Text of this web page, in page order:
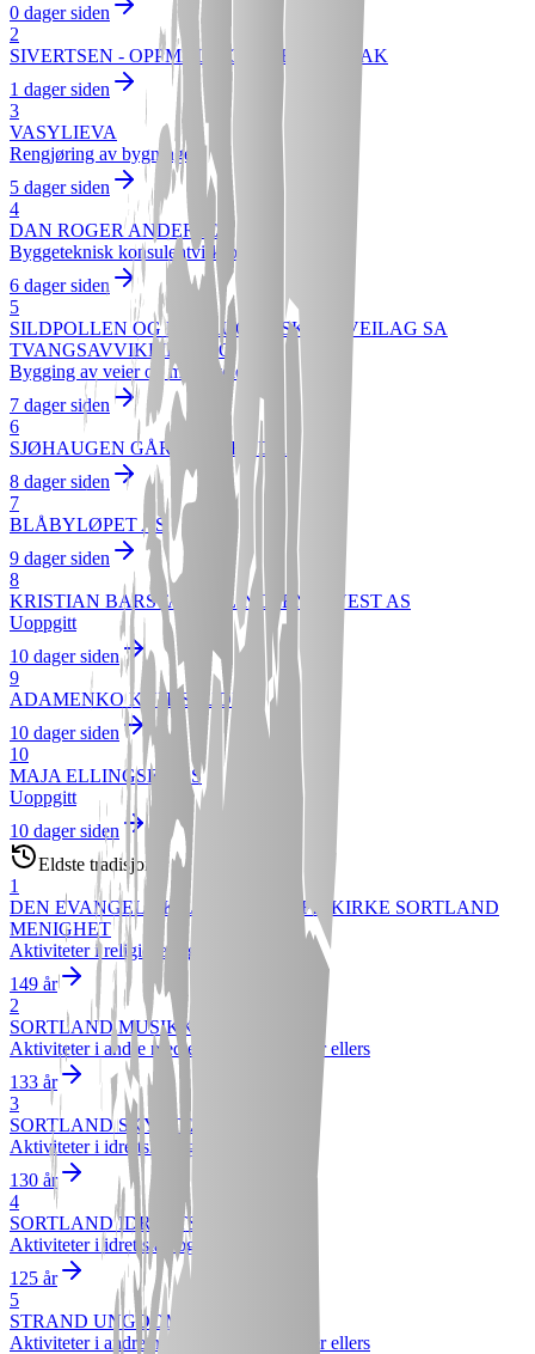
0 dager siden
2
SIVERTSEN - OPPMÅLING OG BYGGESAK
1 dager siden
3
VASYLIEVA
Rengjøring av bygninger
5 dager siden
4
DAN ROGER ANDERSEN
Byggeteknisk konsulentvirksomhet
6 dager siden
5
SILDPOLLEN OG LAHAUGEN SKOGSVEILAG SA
TVANGSAVVIKLINGSBO
Bygging av veier og motorveier
7 dager siden
6
SJØHAUGEN GÅRDSDRIFT DA
8 dager siden
7
BLÅBYLØPET AS
9 dager siden
8
KRISTIAN BARSTAD ELLINGSEN INVEST AS
Uoppgitt
10 dager siden
9
ADAMENKO KNIT STUDIO
10 dager siden
10
MAJA ELLINGSEN AS
Uoppgitt
10 dager siden
Eldste tradisjoner
1
DEN EVANGELISK LUTHERSKE FRIKIRKE SORTLAND
MENIGHET
Aktiviteter i religiøse organisasjoner
149 år
2
SORTLAND MUSIKKFORENING
Aktiviteter i andre medlemsorganisasjoner ellers
133 år
3
SORTLAND SKYTTERLAG
Aktiviteter i idrettslag og -klubber
130 år
4
SORTLAND IDRETTSLAG
Aktiviteter i idrettslag og -klubber
125 år
5
STRAND UNGDOMSLAG
Aktiviteter i andre medlemsorganisasjoner ellers